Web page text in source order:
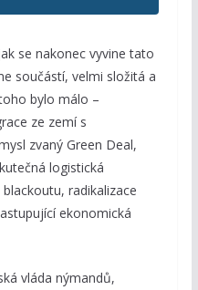
se nakonec vyvine tato
součástí, velmi složitá a
bylo málo –
ze zemí s
zvaný Green Deal,
logistická
radikalizace
ekonomická
vláda nýmandů,